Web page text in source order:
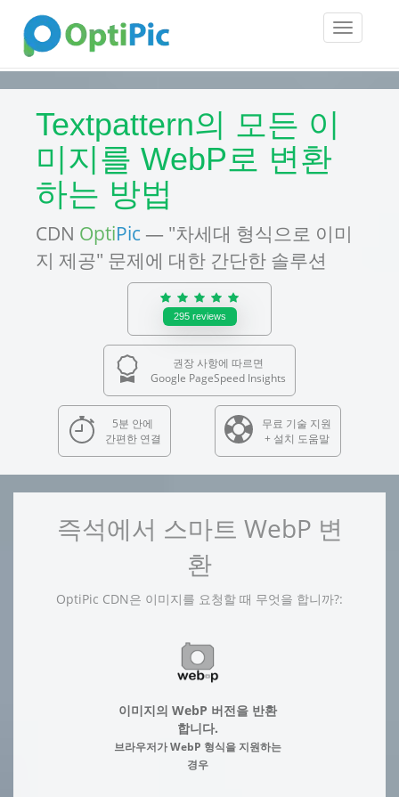
Toggle
Textpattern의 모든 이
미지를 WebP로 변환
하는 방법
CDN OptiPic — "차세대 형식으로 이미
지 제공" 문제에 대한 간단한 솔루션
295 reviews
권장 사항에 따르면
Google PageSpeed Insights
5분 안에
간편한 연결
무료 기술 지원
+ 설치 도움말
즉석에서 스마트 WebP 변
환
OptiPic CDN은 이미지를 요청할 때 무엇을 합니까?:
이미지의 WebP 버전을 반환
합니다.
브라우저가 WebP 형식을 지원하는
경우